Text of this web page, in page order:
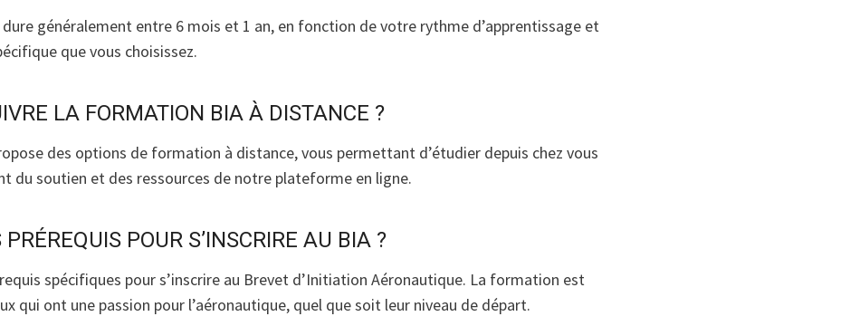
généralement entre 6 mois et 1 an, en fonction de votre rythme d’apprentissage et
que vous choisissez.
LA FORMATION BIA À DISTANCE ?
des options de formation à distance, vous permettant d’étudier depuis chez vous
du soutien et des ressources de notre plateforme en ligne.
POUR S’INSCRIRE AU BIA ?
spécifiques pour s’inscrire au Brevet d’Initiation Aéronautique. La formation est
qui ont une passion pour l’aéronautique, quel que soit leur niveau de départ.